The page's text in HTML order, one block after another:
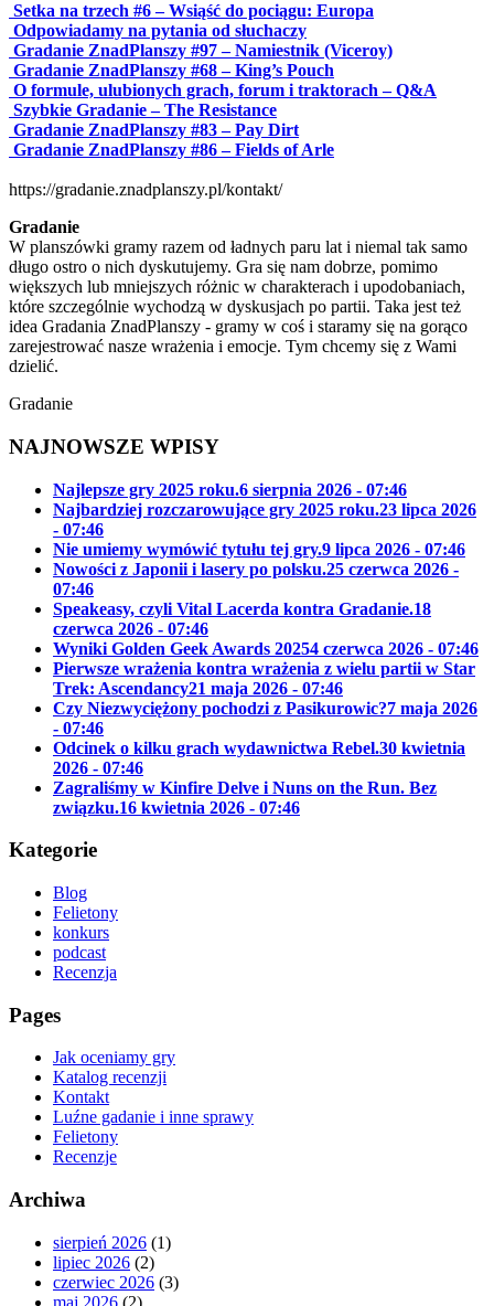
Setka na trzech #6 – Wsiąść do pociągu: Europa
Odpowiadamy na pytania od słuchaczy
Gradanie ZnadPlanszy #97 – Namiestnik (Viceroy)
Gradanie ZnadPlanszy #68 – King’s Pouch
O formule, ulubionych grach, forum i traktorach – Q&A
Szybkie Gradanie – The Resistance
Gradanie ZnadPlanszy #83 – Pay Dirt
Gradanie ZnadPlanszy #86 – Fields of Arle
https://gradanie.znadplanszy.pl/kontakt/
Gradanie
W planszówki gramy razem od ładnych paru lat i niemal tak samo
długo ostro o nich dyskutujemy. Gra się nam dobrze, pomimo
większych lub mniejszych różnic w charakterach i upodobaniach,
które szczególnie wychodzą w dyskusjach po partii. Taka jest też
idea Gradania ZnadPlanszy - gramy w coś i staramy się na gorąco
zarejestrować nasze wrażenia i emocje. Tym chcemy się z Wami
dzielić.
Gradanie
NAJNOWSZE WPISY
Najlepsze gry 2025 roku.6 sierpnia 2026 - 07:46
Najbardziej rozczarowujące gry 2025 roku.23 lipca 2026
- 07:46
Nie umiemy wymówić tytułu tej gry.9 lipca 2026 - 07:46
Nowości z Japonii i lasery po polsku.25 czerwca 2026 -
07:46
Speakeasy, czyli Vital Lacerda kontra Gradanie.18
czerwca 2026 - 07:46
Wyniki Golden Geek Awards 20254 czerwca 2026 - 07:46
Pierwsze wrażenia kontra wrażenia z wielu partii w Star
Trek: Ascendancy21 maja 2026 - 07:46
Czy Niezwyciężony pochodzi z Pasikurowic?7 maja 2026
- 07:46
Odcinek o kilku grach wydawnictwa Rebel.30 kwietnia
2026 - 07:46
Zagraliśmy w Kinfire Delve i Nuns on the Run. Bez
związku.16 kwietnia 2026 - 07:46
Kategorie
Blog
Felietony
konkurs
podcast
Recenzja
Pages
Jak oceniamy gry
Katalog recenzji
Kontakt
Luźne gadanie i inne sprawy
Felietony
Recenzje
Archiwa
sierpień 2026 (1)
lipiec 2026 (2)
czerwiec 2026 (3)
maj 2026 (2)